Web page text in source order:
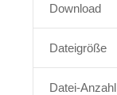
Download
Dateigröße
Datei-Anzahl